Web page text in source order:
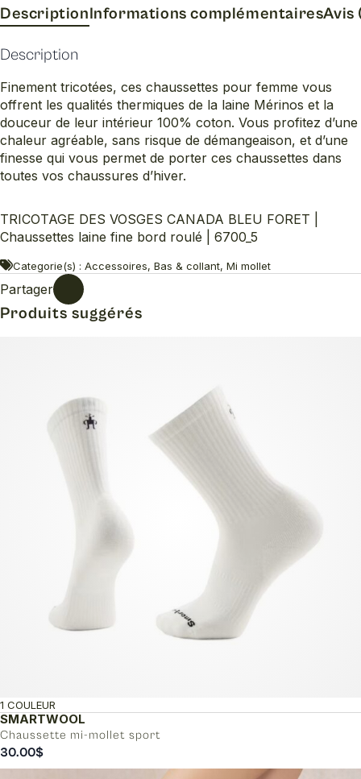
fine
bord
DescriptionInformations complémentairesAvis
Description
Finement tricotées, ces chaussettes pour femme vous
offrent les qualités thermiques de la laine Mérinos et la
douceur de leur intérieur 100% coton. Vous profitez d’une
chaleur agréable, sans risque de démangeaison, et d’une
finesse qui vous permet de porter ces chaussettes dans
toutes vos chaussures d’hiver.
TRICOTAGE DES VOSGES CANADA BLEU FORET |
Chaussettes laine fine bord roulé | 6700_5
Categorie(s) : Accessoires, Bas & collant, Mi mollet
Partager
Produits suggérés
SMARTWOOL
Chaussette mi-mollet sport
1 COULEUR
30.00$